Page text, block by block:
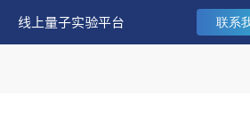
线上量子实验平台 联系